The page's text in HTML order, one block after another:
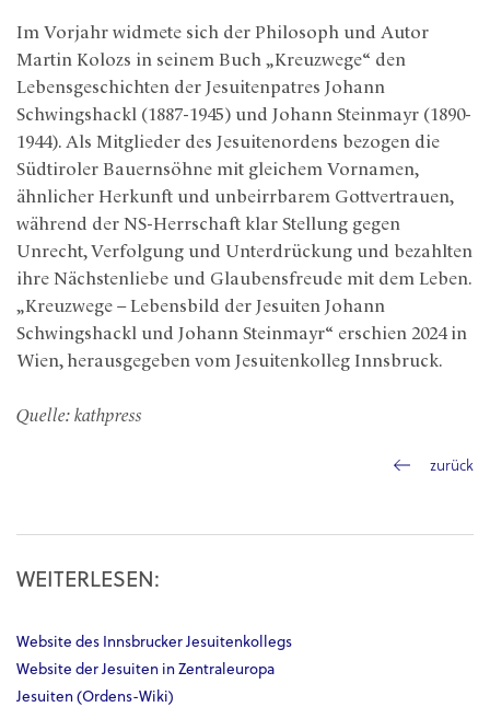
Im Vorjahr widmete sich der Philosoph und Autor
Martin Kolozs in seinem Buch „Kreuzwege“ den
Lebensgeschichten der Jesuitenpatres Johann
Schwingshackl (1887-1945) und Johann Steinmayr (1890-
1944). Als Mitglieder des Jesuitenordens bezogen die
Südtiroler Bauernsöhne mit gleichem Vornamen,
ähnlicher Herkunft und unbeirrbarem Gottvertrauen,
während der NS-Herrschaft klar Stellung gegen
Unrecht, Verfolgung und Unterdrückung und bezahlten
ihre Nächstenliebe und Glaubensfreude mit dem Leben.
„Kreuzwege – Lebensbild der Jesuiten Johann
Schwingshackl und Johann Steinmayr“ erschien 2024 in
Wien, herausgegeben vom Jesuitenkolleg Innsbruck.
Quelle: kathpress
zurück
WEITERLESEN:
Website des Innsbrucker Jesuitenkollegs
Website der Jesuiten in Zentraleuropa
Jesuiten (Ordens-Wiki)